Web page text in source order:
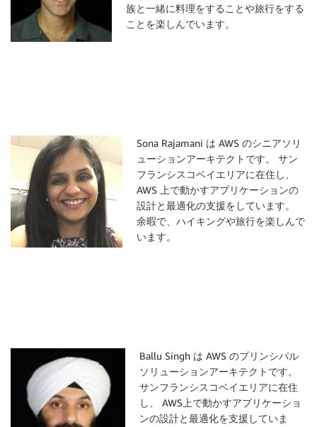
族と一緒に料理をすることや旅行をする
ことを楽しんでいます。
Sona Rajamani は AWS のシニアソリ
ューションアーキテクトです。 サン
フランシスコベイエリアに在住し、
AWS 上で動かすアプリケーションの
設計と最適化の支援をしています。
余暇で、ハイキングや旅行を楽しんで
います。
Ballu Singh は AWS のプリンシパル
ソリューションアーキテクトです。
サンフランシスコベイエリアに在住
し、 AWS上で動かすアプリケーショ
ンの設計と最適化を支援していま